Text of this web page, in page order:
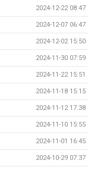
2024-12-22 08:47
2024-12-07 06:47
2024-12-02 15:50
2024-11-30 07:59
2024-11-22 15:51
2024-11-18 15:15
2024-11-12 17:38
2024-11-10 15:55
2024-11-01 16:45
2024-10-29 07:37